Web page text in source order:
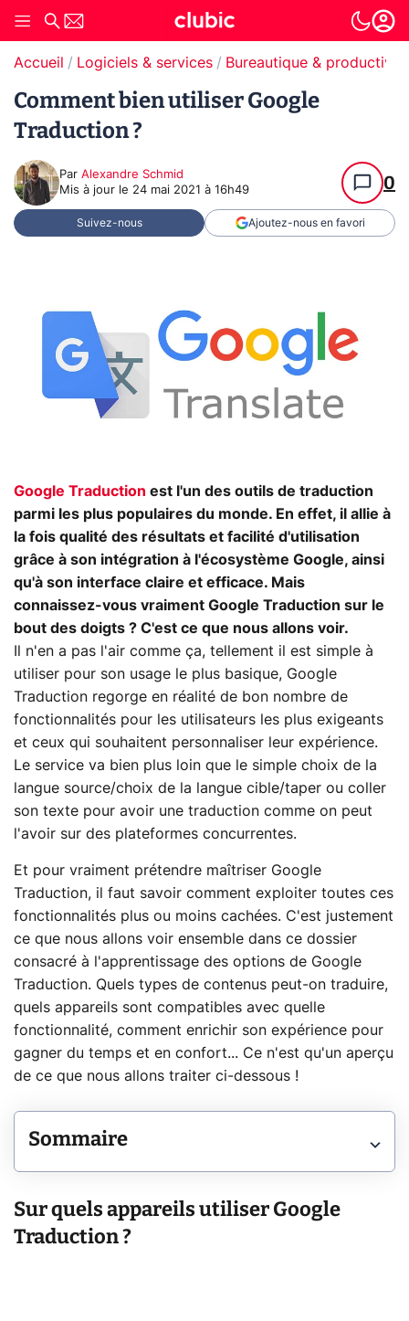
Accueil Logiciels & services Bureautique & productivité
Comment bien utiliser Google
Traduction ?
Par Alexandre Schmid
Mis à jour le 24 mai 2021 à 16h49 0
Suivez-nous Ajoutez-nous en favori
Google Traduction est l'un des outils de traduction
parmi les plus populaires du monde. En effet, il allie à
la fois qualité des résultats et facilité d'utilisation
grâce à son intégration à l'écosystème Google, ainsi
qu'à son interface claire et efficace. Mais
connaissez-vous vraiment Google Traduction sur le
bout des doigts ? C'est ce que nous allons voir.
Il n'en a pas l'air comme ça, tellement il est simple à
utiliser pour son usage le plus basique, Google
Traduction regorge en réalité de bon nombre de
fonctionnalités pour les utilisateurs les plus exigeants
et ceux qui souhaitent personnaliser leur expérience.
Le service va bien plus loin que le simple choix de la
langue source/choix de la langue cible/taper ou coller
son texte pour avoir une traduction comme on peut
l'avoir sur des plateformes concurrentes.
Et pour vraiment prétendre maîtriser Google
Traduction, il faut savoir comment exploiter toutes ces
fonctionnalités plus ou moins cachées. C'est justement
ce que nous allons voir ensemble dans ce dossier
consacré à l'apprentissage des options de Google
Traduction. Quels types de contenus peut-on traduire,
quels appareils sont compatibles avec quelle
fonctionnalité, comment enrichir son expérience pour
gagner du temps et en confort... Ce n'est qu'un aperçu
de ce que nous allons traiter ci-dessous !
Sommaire
Sur quels appareils utiliser Google
Traduction ?